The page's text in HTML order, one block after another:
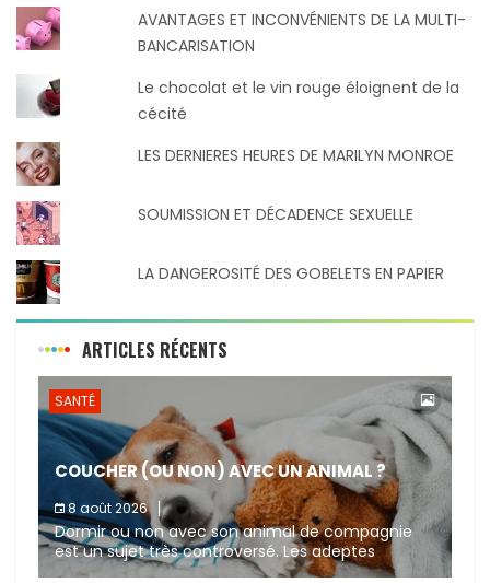
AVANTAGES ET INCONVÉNIENTS DE LA MULTI-
BANCARISATION
Le chocolat et le vin rouge éloignent de la
cécité
LES DERNIERES HEURES DE MARILYN MONROE
SOUMISSION ET DÉCADENCE SEXUELLE
LA DANGEROSITÉ DES GOBELETS EN PAPIER
ARTICLES RÉCENTS
SANTÉ
COUCHER (OU NON) AVEC UN ANIMAL ?
8 août 2026
Dormir ou non avec son animal de compagnie
est un sujet très controversé. Les adeptes
affirment que la présence de leur compagnon à